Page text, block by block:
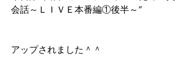
会話～ＬＩＶＥ本番編①後半～”
アップされました＾＾